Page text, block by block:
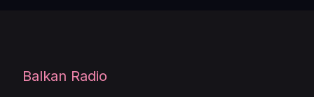
Balkan Radio